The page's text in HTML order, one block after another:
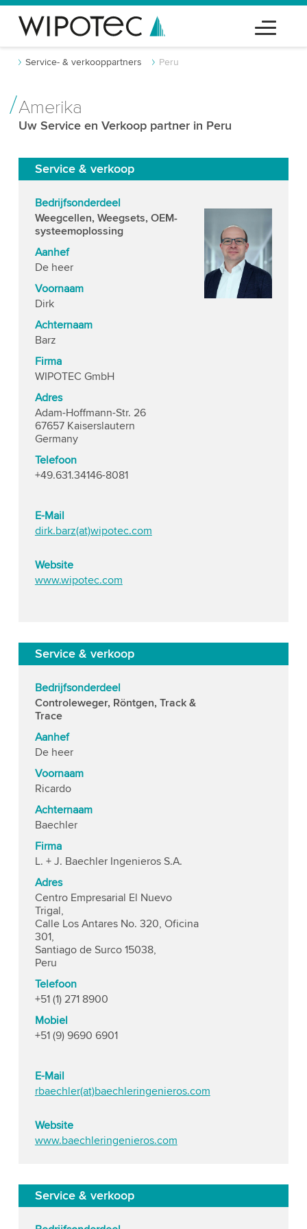
Service- & verkooppartners Peru
Amerika
Uw Service en Verkoop partner in Peru
Service & verkoop
Bedrijfsonderdeel
Weegcellen, Weegsets, OEM-
systeemoplossing
Aanhef
De heer
Voornaam
Dirk
Achternaam
Barz
Firma
WIPOTEC GmbH
Adres
Adam-Hoffmann-Str. 26
67657 Kaiserslautern
Germany
Telefoon
+49.631.34146-8081
E-Mail
dirk.barz(at)wipotec.com
Website
www.wipotec.com
Service & verkoop
Bedrijfsonderdeel
Controleweger, Röntgen, Track &
Trace
Aanhef
De heer
Voornaam
Ricardo
Achternaam
Baechler
Firma
L. + J. Baechler Ingenieros S.A.
Adres
Centro Empresarial El Nuevo
Trigal,
Calle Los Antares No. 320, Oficina
301,
Santiago de Surco 15038,
Peru
Telefoon
+51 (1) 271 8900
Mobiel
+51 (9) 9690 6901
E-Mail
rbaechler(at)baechleringenieros.com
Website
www.baechleringenieros.com
Service & verkoop